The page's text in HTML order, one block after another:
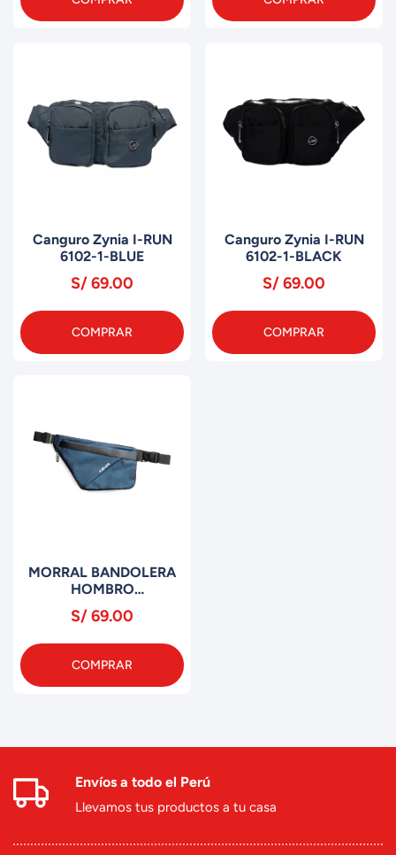
Canguro Zynia I-RUN
6102-1-BLUE
S/ 69.00
COMPRAR
Canguro Zynia I-RUN
6102-1-BLACK
S/ 69.00
COMPRAR
MORRAL BANDOLERA
HOMBRO
IMPERMEABLE I-RUN
AZUL
S/ 69.00
COMPRAR
Envíos a todo el Perú
Llevamos tus productos a tu casa